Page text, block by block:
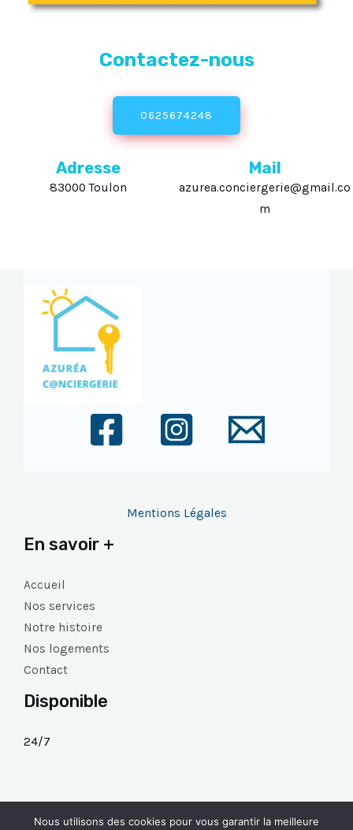
Contactez-nous
0625674248
Adresse
83000 Toulon
Mail
azurea.conciergerie@gmail.co
m
Mentions Légales
En savoir +
Accueil
Nos services
Notre histoire
Nos logements
Contact
Disponible
24/7
Nous utilisons des cookies pour vous garantir la meilleure